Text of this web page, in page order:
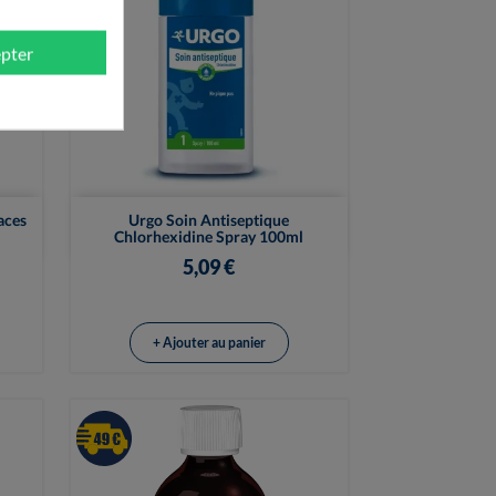
Urgo Soin Antiseptique
Chlorhexidine Spray 100ml
5,09 €
Vue rapide
+ Ajouter au panier